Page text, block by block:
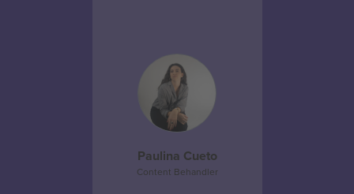
Paulina Cueto
Content Behandler